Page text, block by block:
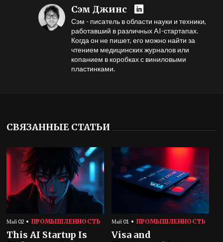
Сэм Джинс
Сэм - писатель в области науки и техники,
работавший в различных AI-стартапах.
Когда он не пишет, его можно найти за
чтением медицинских журналов или
копанием в коробках с виниловыми
пластинками.
СВЯЗАННЫЕ СТАТЬИ
Май 02 ПРОМЫШЛЕННОСТЬ
This AI Startup Is
Май 01 ПРОМЫШЛЕННОСТЬ
Visa and